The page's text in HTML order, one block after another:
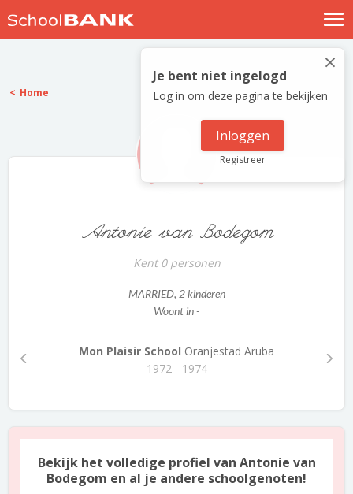
Nostalgische verhalen
Log in
Meld je gratis aan
×
Je bent niet ingelogd
Log in om deze pagina te bekijken
Inloggen
Registreer
Home
Antonie van Bodegom
Kent 0 personen
MARRIED, 2 kinderen
Woont in -
Mon Plaisir School Oranjestad Aruba
1972 - 1974
Bekijk het volledige profiel van Antonie van
Bodegom en al je andere schoolgenoten!